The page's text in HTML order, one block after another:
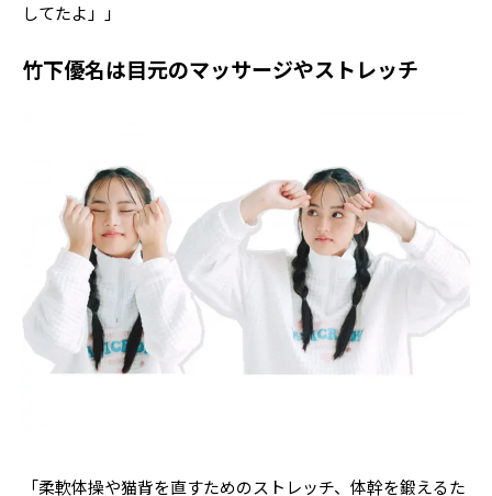
してたよ」」
竹下優名は目元のマッサージやストレッチ
「柔軟体操や猫背を直すためのストレッチ、体幹を鍛えるた